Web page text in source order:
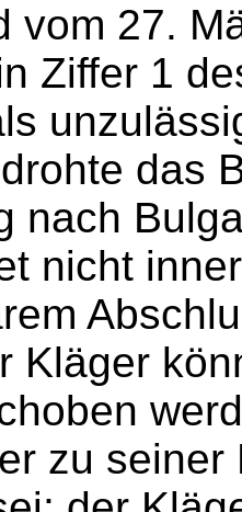
vom 27.
Ziffer 1
das
nach
nicht
Kläger
zu seiner